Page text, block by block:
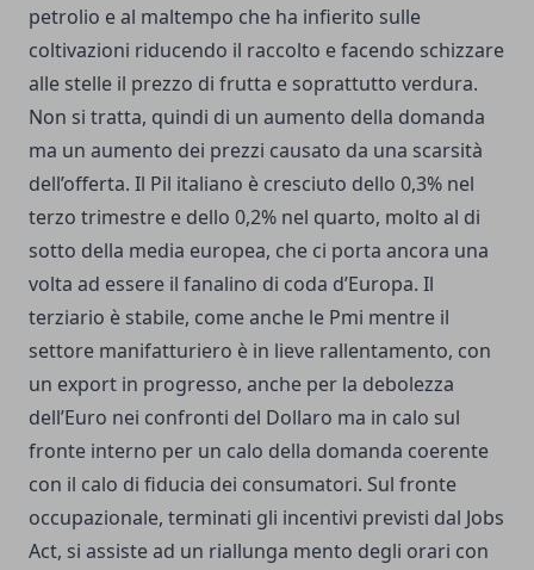
petrolio e al maltempo che ha infierito sulle
coltivazioni riducendo il raccolto e facendo schizzare
alle stelle il prezzo di frutta e soprattutto verdura.
Non si tratta, quindi di un aumento della domanda
ma un aumento dei prezzi causato da una scarsità
dell’offerta. Il Pil italiano è cresciuto dello 0,3% nel
terzo trimestre e dello 0,2% nel quarto, molto al di
sotto della media europea, che ci porta ancora una
volta ad essere il fanalino di coda d’Europa. Il
terziario è stabile, come anche le Pmi mentre il
settore manifatturiero è in lieve rallentamento, con
un export in progresso, anche per la debolezza
dell’Euro nei confronti del Dollaro ma in calo sul
fronte interno per un calo della domanda coerente
con il calo di fiducia dei consumatori. Sul fronte
occupazionale, terminati gli incentivi previsti dal Jobs
Act, si assiste ad un riallunga mento degli orari con